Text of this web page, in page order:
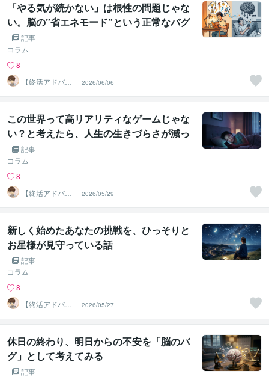
「やる気が続かない」は根性の問題じゃな
い。脳の”省エネモード”という正常なバグ
の話記事
コラム
8
【終活アドバイ
ザー・雑談】せ
いお
2026/06/06
この世界って高リアリティなゲームじゃな
い？と考えたら、人生の生きづらさが減っ
た話記事
コラム
8
【終活アドバイ
ザー・雑談】せ
いお
2026/05/29
新しく始めたあなたの挑戦を、ひっそりと
お星様が見守っている話
記事
コラム
8
【終活アドバイ
ザー・雑談】せ
いお
2026/05/27
休日の終わり、明日からの不安を「脳のバ
グ」として考えてみる
記事